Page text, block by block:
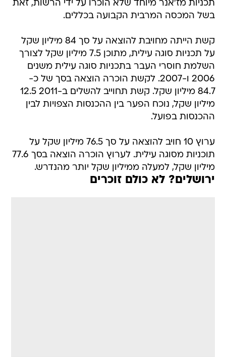
תכניות מז'אנר מיוחד שלא הוכרו על ידי הרשות, זאת
בשל המכסה המרבית הקבועה בכללים.
קשת הייתה מחויבת להוצאה על סך 84 מיליון שקל
על תכניות סוגה עילית, מתוכן 7.5 מיליון שקל לצורך
השלמת חוסרי העבר בתכניות סוגה עילית משנים
2006 ו-2007. לקשת הוכרה הוצאה בסך של כ-
84.7 מיליון שקל. קשת תחוייב להשלים ב-2011 12.5
מיליון שקל, נוכח הפער בין ההכנסות הצפויות לבין
ההכנסות בפועל.
ערוץ 10 חויב להוצאה על סך 76.5 מיליון שקל על
תוכניות מסוגה עילית. לערוץ הוכרה הוצאה בסך 77.6
מיליון שקל, למעלה ממיליון שקל יותר מהנדרש.
ירושלים? לא כולם זוכרים